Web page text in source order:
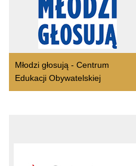
Młodzi głosują - Centrum
Edukacji Obywatelskiej